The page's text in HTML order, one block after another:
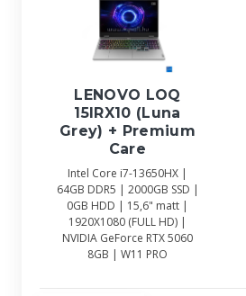
LENOVO LOQ
15IRX10 (Luna
Grey) + Premium
Care
Intel Core i7-13650HX |
64GB DDR5 | 2000GB SSD |
0GB HDD | 15,6" matt |
1920X1080 (FULL HD) |
NVIDIA GeForce RTX 5060
8GB | W11 PRO